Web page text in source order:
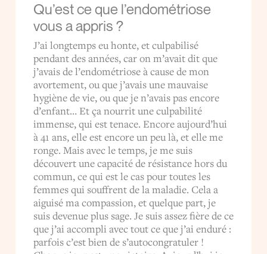
Qu’est ce que l’endométriose
vous a appris ?
J’ai longtemps eu honte, et culpabilisé
pendant des années, car on m’avait dit que
j’avais de l’endométriose à cause de mon
avortement, ou que j’avais une mauvaise
hygiène de vie, ou que je n’avais pas encore
d’enfant… Et ça nourrit une culpabilité
immense, qui est tenace. Encore aujourd’hui
à 41 ans, elle est encore un peu là, et elle me
ronge. Mais avec le temps, je me suis
découvert une capacité de résistance hors du
commun, ce qui est le cas pour toutes les
femmes qui souffrent de la maladie. Cela a
aiguisé ma compassion, et quelque part, je
suis devenue plus sage. Je suis assez fière de ce
que j’ai accompli avec tout ce que j’ai enduré :
parfois c’est bien de s’autocongratuler !